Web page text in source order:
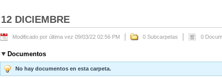
12 DICIEMBRE
Modificado por última vez 09/03/22 02:56 PM 0 Subcarpetas 0
Documentos
No hay documentos en esta carpeta.